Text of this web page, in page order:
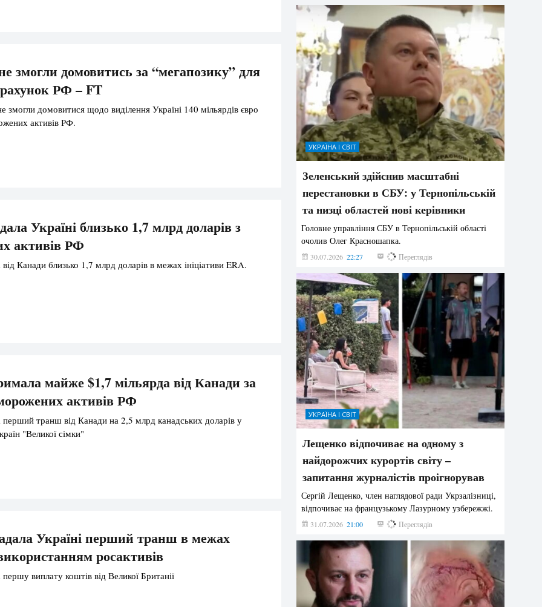
змогли домовитись за “мегапозику” для
РФ – FT
змогли домовитися щодо виділення Україні 140 мільярдів євро
активів РФ.
Україні близько 1,7 млрд доларів з
активів РФ
Канади близько 1,7 млрд доларів в межах ініціативи ERA.
майже $1,7 мільярда від Канади за
активів РФ
перший транш від Канади на 2,5 млрд канадських доларів у
"Великої сімки"
Україні перший транш в межах
росактивів
виплату коштів від Великої Британії
УКРАЇНА І СВІТ
Зеленський здійснив масштабні
перестановки в СБУ: у Тернопільській
та низці областей нові керівники
Головне управління СБУ в Тернопільській області
очолив Олег Красношапка.
30.07.2026 22:27 634 Переглядів
УКРАЇНА І СВІТ
Лещенко відпочиває на одному з
найдорожчих курортів світу –
запитання журналістів проігнорував
Сергій Лещенко, член наглядової ради Укрзалізниці,
відпочиває на французькому Лазурному узбережжі.
31.07.2026 21:00 208 Переглядів